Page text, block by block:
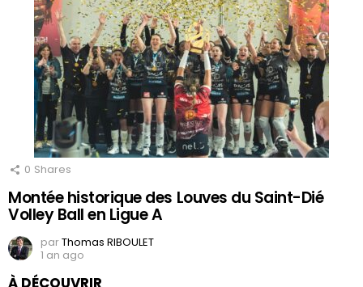
0 Shares
Montée historique des Louves du Saint-Dié
Volley Ball en Ligue A
parThomas RIBOULET
1 an ago